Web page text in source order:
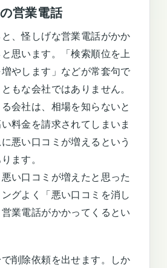
営業電話
、怪しげな営業電話がかか
思います。「検索順位を上
やします」などが常套句で
もな会社ではありません。
会社は、相場を知らないと
料金を請求されてしまいま
悪い口コミが増えるという
ます。
い口コミが増えたと思った
グよく「悪い口コミを消し
業電話がかかってくるとい
削除依頼を出せます。しか